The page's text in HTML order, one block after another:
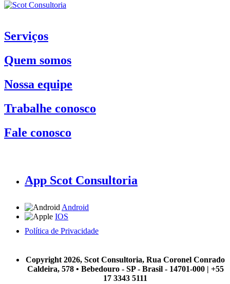
Serviços
Quem somos
Nossa equipe
Trabalhe conosco
Fale conosco
App Scot Consultoria
Android
IOS
Política de Privacidade
Copyright 2026, Scot Consultoria, Rua Coronel Conrado
Caldeira, 578 • Bebedouro - SP - Brasil - 14701-000 | +55
17 3343 5111